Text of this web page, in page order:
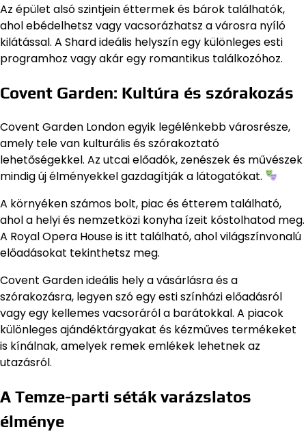
Az épület alsó szintjein éttermek és bárok találhatók,
ahol ebédelhetsz vagy vacsorázhatsz a városra nyíló
kilátással. A Shard ideális helyszín egy különleges esti
programhoz vagy akár egy romantikus találkozóhoz.
Covent Garden: Kultúra és szórakozás
Covent Garden London egyik legélénkebb városrésze,
amely tele van kulturális és szórakoztató
lehetőségekkel. Az utcai előadók, zenészek és művészek
mindig új élményekkel gazdagítják a látogatókat.
A környéken számos bolt, piac és étterem található,
ahol a helyi és nemzetközi konyha ízeit kóstolhatod meg.
A Royal Opera House is itt található, ahol világszínvonalú
előadásokat tekinthetsz meg.
Covent Garden ideális hely a vásárlásra és a
szórakozásra, legyen szó egy esti színházi előadásról
vagy egy kellemes vacsoráról a barátokkal. A piacok
különleges ajándéktárgyakat és kézműves termékeket
is kínálnak, amelyek remek emlékek lehetnek az
utazásról.
A Temze-parti séták varázslatos
élménye